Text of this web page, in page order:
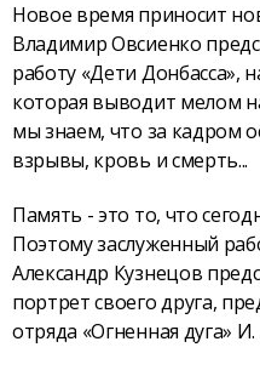
Новое время приносит
Владимир Овсиенко
работу «Дети Донбасса»,
которая выводит мелом
мы знаем, что за кадром
взрывы, кровь и смерть...
Память - это то, что
Поэтому заслуженный
Александр Кузнецов
портрет своего друга,
отряда «Огненная дуга»